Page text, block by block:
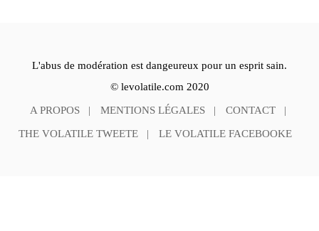
L'abus de modération est dangeureux pour un esprit sain.
© levolatile.com 2020
A PROPOS MENTIONS LÉGALES CONTACT
THE VOLATILE TWEETE LE VOLATILE FACEBOOKE